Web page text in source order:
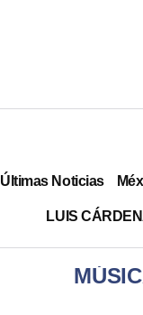
Últimas Noticias
LUIS